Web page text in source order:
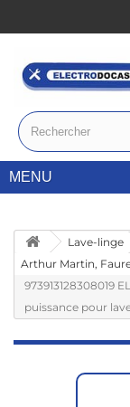
MENU
Lave-linge
Arthur Martin,
973913128308019
puissance pour